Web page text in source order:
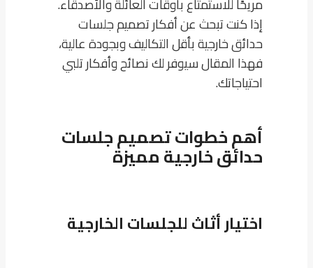
إذا كنت تبحث عن أفكار تصميم جلسات
حدائق خارجية بأقل التكاليف وبجودة عالية،
فهذا المقال سيوفر لك نصائح وأفكار تلبي
احتياجاتك.
أهم خطوات تصميم جلسات
حدائق خارجية مميزة
اختيار أثاث للجلسات الخارجية